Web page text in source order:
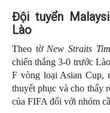
Đội tuyển
Lào
Theo tờ New Straits
chiến thắng 3-0 trước
F vòng loại Asian Cup,
thuyết phục và cho thấy
của FIFA đối với nhóm